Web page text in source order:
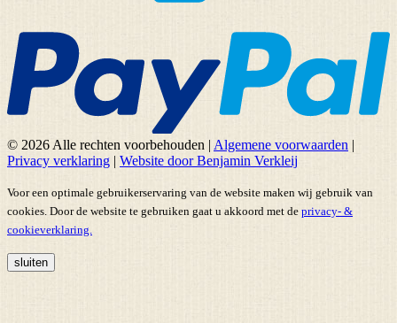
© 2026 Alle rechten voorbehouden | Algemene voorwaarden |
Privacy verklaring | Website door Benjamin Verkleij
Voor een optimale gebruikerservaring van de website maken wij gebruik van
cookies. Door de website te gebruiken gaat u akkoord met de privacy- &
cookieverklaring.
sluiten